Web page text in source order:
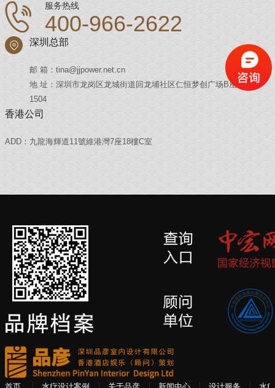
服务热线
400-966-2622
深圳总部
邮 箱：tina@jjpower.net.cn
地 址：深圳市龙岗区龙城街道回龙埔社区仁恒梦创广场B座
1504
香港公司
ADD：九龍海輝道11號維港灣7座18樓C室